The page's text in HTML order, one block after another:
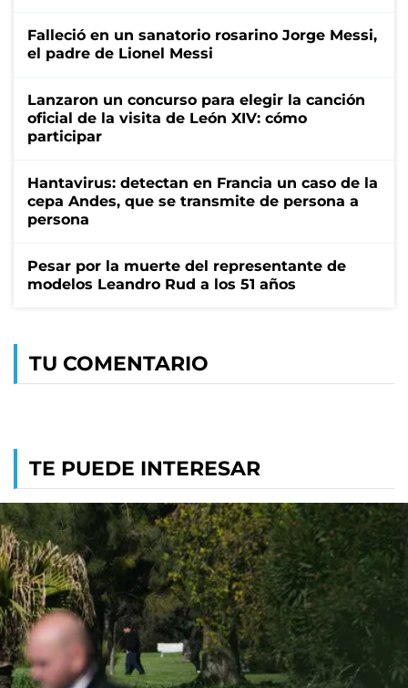
Falleció en un sanatorio rosarino Jorge Messi,
el padre de Lionel Messi
Lanzaron un concurso para elegir la canción
oficial de la visita de León XIV: cómo
participar
Hantavirus: detectan en Francia un caso de la
cepa Andes, que se transmite de persona a
persona
Pesar por la muerte del representante de
modelos Leandro Rud a los 51 años
TU COMENTARIO
TE PUEDE INTERESAR